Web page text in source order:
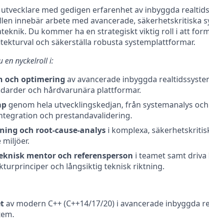
utvecklare med gedigen erfarenhet av inbyggda
innebär arbete med avancerade, säkerhetskritiska
Du kommer ha en strategiskt viktig roll i att
och säkerställa robusta systemplattformar.
en nyckelroll i:
och optimering av avancerade inbyggda
och hårdvarunära plattformar.
genom hela utvecklingskedjan, från systemanalys
och prestandavalidering.
och root‑cause‑analys i komplexa,
mentor och referensperson i teamet samt driva
och långsiktig teknisk riktning.
av modern C++ (C++14/17/20) i avancerade inbyggda